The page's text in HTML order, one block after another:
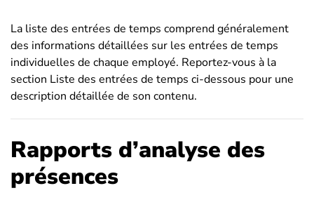
La liste des entrées de temps comprend généralement
des informations détaillées sur les entrées de temps
individuelles de chaque employé. Reportez-vous à la
section Liste des entrées de temps ci-dessous pour une
description détaillée de son contenu.
Rapports d’analyse des
présences